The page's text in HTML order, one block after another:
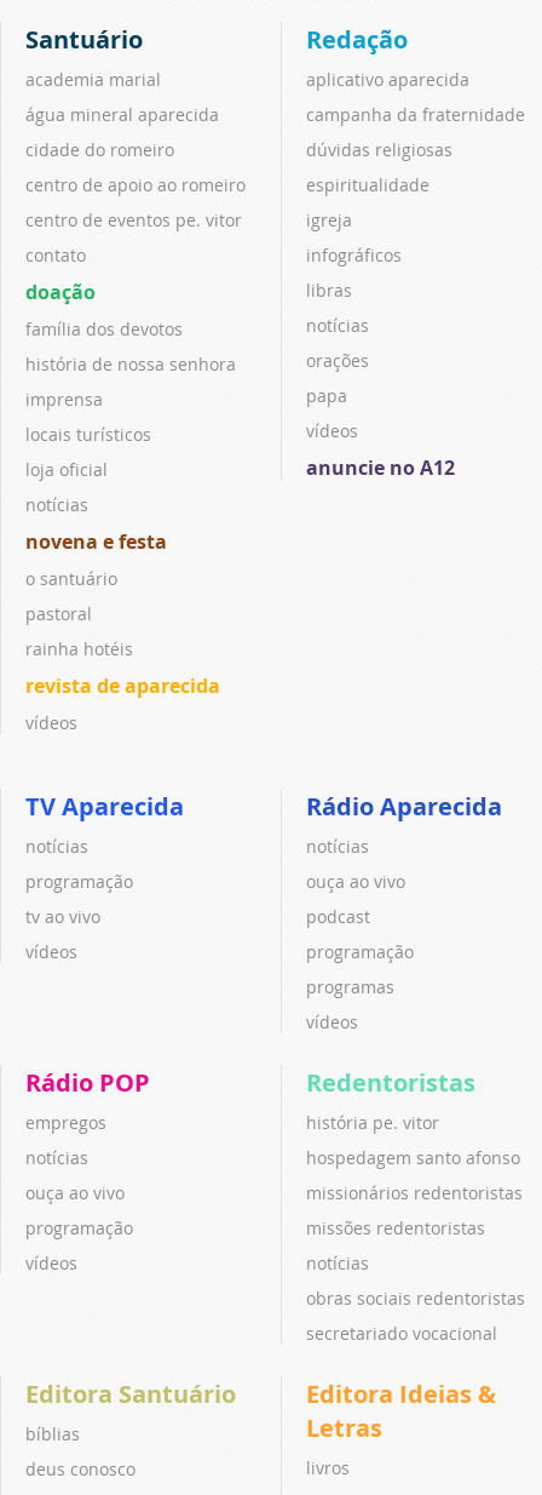
Santuário
academia marial
água mineral aparecida
cidade do romeiro
centro de apoio ao romeiro
centro de eventos pe. vitor
contato
doação
família dos devotos
história de nossa senhora
imprensa
locais turísticos
loja oficial
notícias
novena e festa
o santuário
pastoral
rainha hotéis
revista de aparecida
vídeos
Redação
aplicativo aparecida
campanha da fraternidade
dúvidas religiosas
espiritualidade
igreja
infográficos
libras
notícias
orações
papa
vídeos
anuncie no A12
TV Aparecida
notícias
programação
tv ao vivo
vídeos
Rádio Aparecida
notícias
ouça ao vivo
podcast
programação
programas
vídeos
Rádio POP
empregos
notícias
ouça ao vivo
programação
vídeos
Redentoristas
história pe. vitor
hospedagem santo afonso
missionários redentoristas
missões redentoristas
notícias
obras sociais redentoristas
secretariado vocacional
Editora Santuário
bíblias
deus conosco
Editora Ideias &
Letras
livros